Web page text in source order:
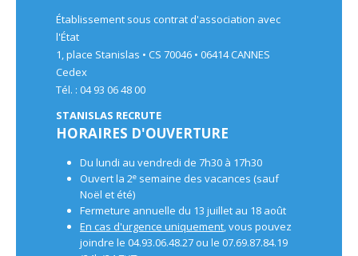
Établissement sous contrat d'association avec
l'État
1, place Stanislas • CS 70046 • 06414 CANNES
Cedex
Tél. : 04 93 06 48 00
STANISLAS RECRUTE
HORAIRES D'OUVERTURE
Du lundi au vendredi de 7h30 à 17h30
Ouvert la 2e semaine des vacances (sauf
Noël et été)
Fermeture annuelle du 13 juillet au 18 août
En cas d'urgence uniquement, vous pouvez
joindre le 04.93.06.48.27 ou le 07.69.87.84.19